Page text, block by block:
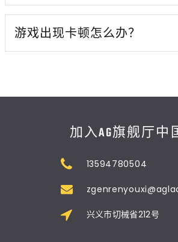
游戏出现卡顿怎么办？
加入AG旗舰厅中
13594780504
兴义市切械省212号